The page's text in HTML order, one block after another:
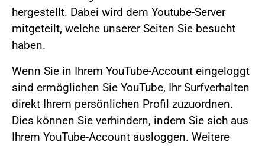
hergestellt. Dabei wird dem Youtube-Server
mitgeteilt, welche unserer Seiten Sie besucht
haben.
Wenn Sie in Ihrem YouTube-Account eingeloggt
sind ermöglichen Sie YouTube, Ihr Surfverhalten
direkt Ihrem persönlichen Profil zuzuordnen.
Dies können Sie verhindern, indem Sie sich aus
Ihrem YouTube-Account ausloggen. Weitere